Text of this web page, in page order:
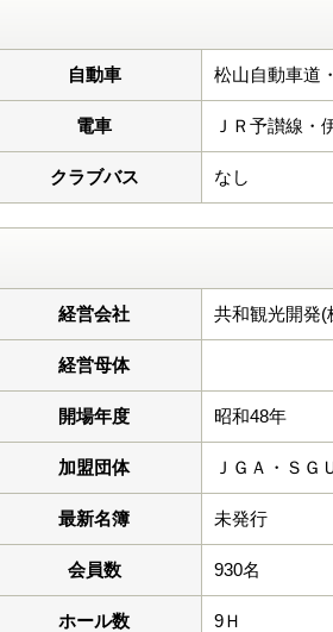
自動車 松山自動車道
電車 ＪＲ予讃線・
クラブバス なし
経営会社 共和観光開発(
経営母体
開場年度 昭和48年
加盟団体 ＪＧＡ・ＳＧＵ
最新名簿 未発行
会員数 930名
ホール数 9Ｈ